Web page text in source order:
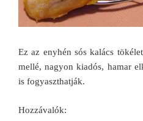
Ez az enyhén sós kalács
mellé, nagyon kiadós, hamar
is fogyaszthatják.
Hozzávalók: